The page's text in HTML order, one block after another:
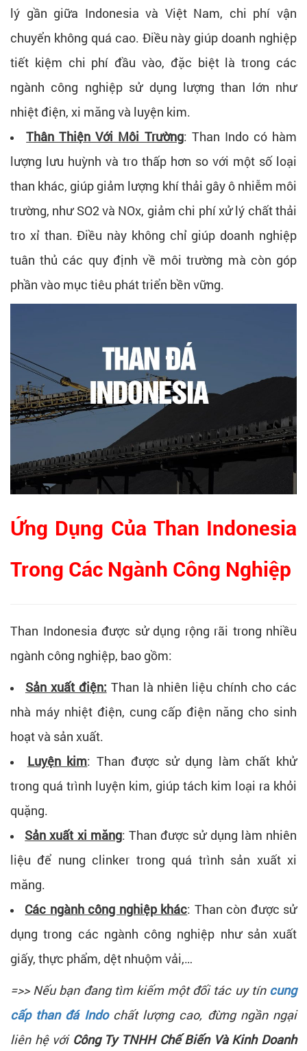
lý gần giữa Indonesia và Việt Nam, chi phí vận
chuyển không quá cao. Điều này giúp doanh nghiệp
tiết kiệm chi phí đầu vào, đặc biệt là trong các
ngành công nghiệp sử dụng lượng than lớn như
nhiệt điện, xi măng và luyện kim.
Thân Thiện Với Môi Trường: Than Indo có hàm
lượng lưu huỳnh và tro thấp hơn so với một số loại
than khác, giúp giảm lượng khí thải gây ô nhiễm môi
trường, như SO2 và NOx, giảm chi phí xử lý chất thải
tro xỉ than. Điều này không chỉ giúp doanh nghiệp
tuân thủ các quy định về môi trường mà còn góp
phần vào mục tiêu phát triển bền vững.
Ứng Dụng Của Than Indonesia
Trong Các Ngành Công Nghiệp
Than Indonesia được sử dụng rộng rãi trong nhiều
ngành công nghiệp, bao gồm:
Sản xuất điện: Than là nhiên liệu chính cho các
nhà máy nhiệt điện, cung cấp điện năng cho sinh
hoạt và sản xuất.
Luyện kim: Than được sử dụng làm chất khử
trong quá trình luyện kim, giúp tách kim loại ra khỏi
quặng.
Sản xuất xi măng: Than được sử dụng làm nhiên
liệu để nung clinker trong quá trình sản xuất xi
măng.
Các ngành công nghiệp khác: Than còn được sử
dụng trong các ngành công nghiệp như sản xuất
giấy, thực phẩm, dệt nhuộm vải,…
=>> Nếu bạn đang tìm kiếm một đối tác uy tín cung
cấp than đá Indochất lượng cao, đừng ngần ngại
liên hệ với Công Ty TNHH Chế Biến Và Kinh Doanh